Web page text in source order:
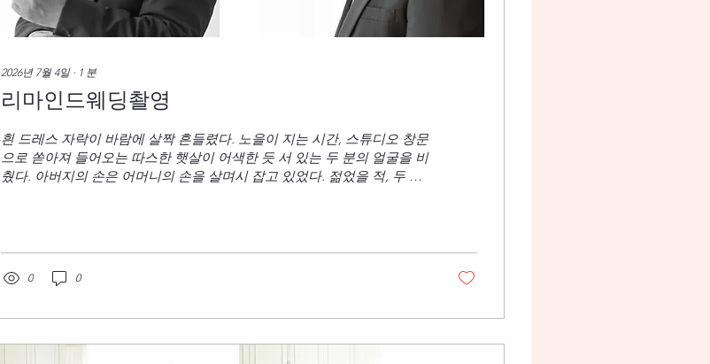
2026년 7월 4일∙ 1 분
리마인드웨딩촬영
흰 드레스 자락이 바람에 살짝 흔들렸다. 노을이 지는 시간, 스튜디오 창문
으로 쏟아져 들어오는 따스한 햇살이 어색한 듯 서 있는 두 분의 얼굴을 비
췄다. 아버지의 손은 어머니의 손을 살며시 잡고 있었다. 젊었을 적, 두 사
처음 만났을 때도 이런 눈빛이었을까. 사랑이란 건 참 대단하다는 생각이
들었다. 카메라 너머로 보이는 모습이 얼마나 따뜻하던지. 촬영은 시작됐
다. 우린 그저 두 분의 자연스러운 모습을 담아내기만 하면 됐다. 아버지의
쁘네." 아버지가 중얼거리자, 어머니는 수줍게 고개를 돌리셨다. 그 순간
이 셔터 속에 고스란히 담겼다. 빛과 조명은 그저 보조일 뿐, 핵심은 두 분
0 0